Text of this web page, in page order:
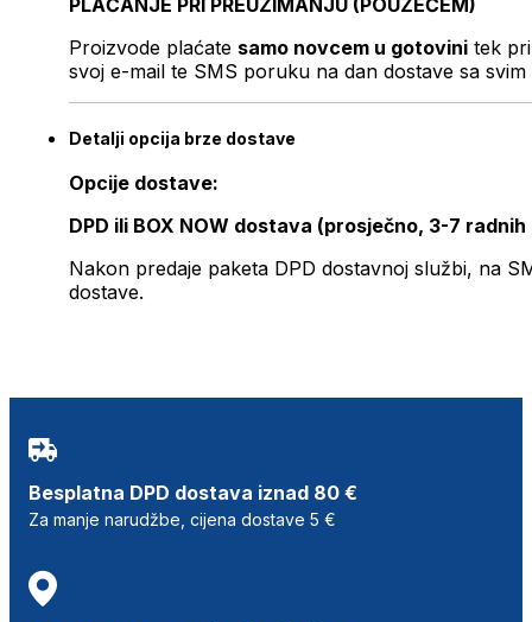
PLAĆANJE PRI PREUZIMANJU (POUZEĆEM)
Proizvode plaćate samo novcem u gotovini tek
svoj e-mail te SMS poruku na dan dostave sa svim
Detalji opcija brze dostave
Opcije dostave:
DPD ili BOX NOW dostava (prosječno, 3-7 radnih
Nakon predaje paketa DPD dostavnoj službi, na
dostave.
Besplatna DPD dostava iznad 80 €
Za manje narudžbe, cijena dostave 5 €